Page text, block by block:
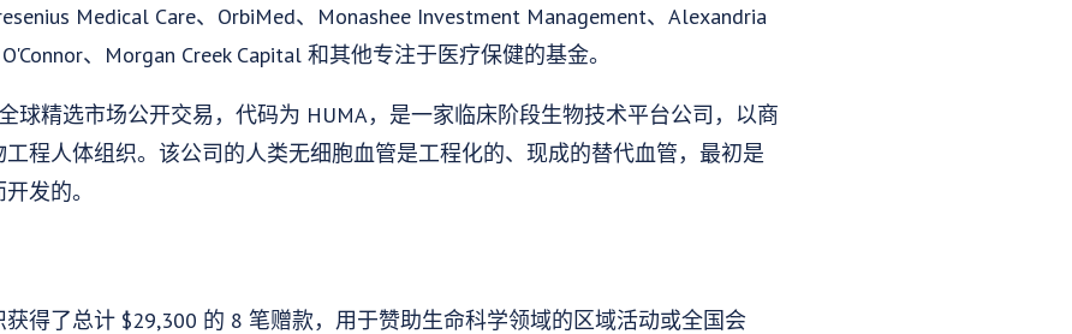
Medical Care、OrbiMed、Monashee Investment Management、Alexandria
、Morgan Creek Capital 和其他专注于医疗保健的基金。
球精选市场公开交易，代码为 HUMA，是一家临床阶段生物技术平台公司，以商
程人体组织。该公司的人类无细胞血管是工程化的、现成的替代血管，最初是
发的。
得了总计 $29,300 的 8 笔赠款，用于赞助生命科学领域的区域活动或全国会